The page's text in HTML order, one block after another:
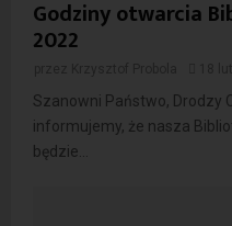
Godziny otwarcia
2022
Szanowni Państwo, Drodzy
informujemy, że nasza
będzie...